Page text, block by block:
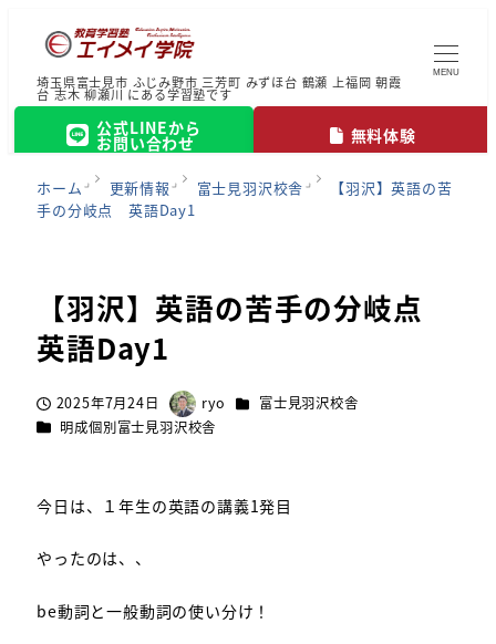
埼玉県富士見市 ふじみ野市 三芳町 みずほ台 鶴瀬 上福岡 朝霞
台 志木 柳瀬川 にある学習塾です
公式LINEから
お問い合わせ 無料体験
MENU
ホーム 更新情報 富士見羽沢校舎
【羽沢】英語の苦
手の分岐点 英語Day1
【羽沢】英語の苦手の分岐点
英語Day1
投稿日2025年7月24日
著
者
ryo カテゴリー
富士見羽沢校舎
カテゴリー
明成個別富士見羽沢校舎
今日は、１年生の英語の講義1発目
やったのは、、
be動詞と一般動詞の使い分け！